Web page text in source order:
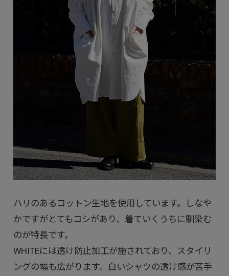
ハリのあるコットン生地を使用しています。しなや
かですがとてもコシがあり、着ていくうちに馴染む
のが特長です。
WHITEには透け防止加工が施されており、スタイリ
ングの幅も広がります。白いシャツの透け感が苦手